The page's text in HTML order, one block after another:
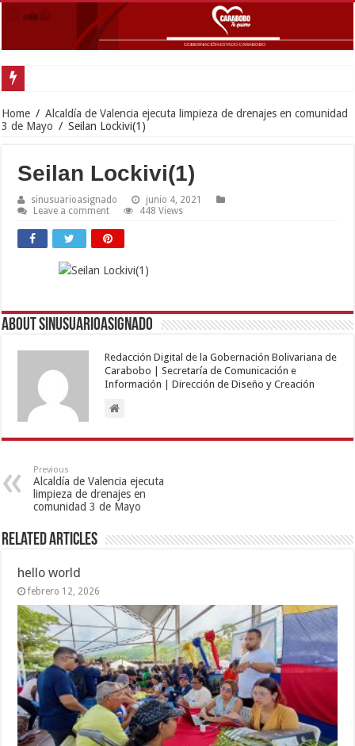
Home / Alcaldía de Valencia ejecuta limpieza de drenajes en comunidad
3 de Mayo / Seilan Lockivi(1)
Seilan Lockivi(1)
sinusuarioasignado
junio 4, 2021
Leave a comment
448 Views
About sinusuarioasignado
Redacción Digital de la Gobernación Bolivariana de
Carabobo | Secretaría de Comunicación e
Información | Dirección de Diseño y Creación
Previous
Alcaldía de Valencia ejecuta
limpieza de drenajes en
comunidad 3 de Mayo
Related Articles
hello world
febrero 12, 2026